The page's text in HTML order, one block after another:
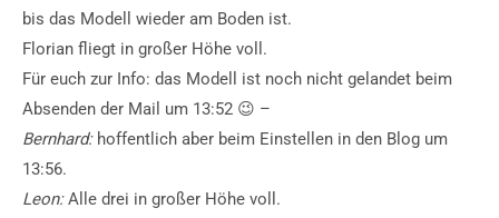
bis das Modell wieder am Boden ist.
Florian fliegt in großer Höhe voll.
Für euch zur Info: das Modell ist noch nicht gelandet beim
Absenden der Mail um 13:52 😉 –
Bernhard:hoffentlich aber beim Einstellen in den Blog um
13:56.
Leon:Alle drei in großer Höhe voll.